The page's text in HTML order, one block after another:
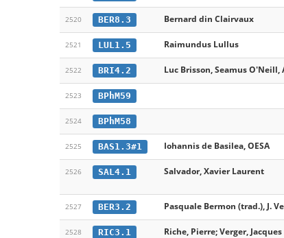
2520 BER8.3 Bernard din Clairvaux
2521 LUL1.5 Raimundus Lullus
2522 BRI4.2 Luc Brisson, Seamus
2523 BPhM59
2524 BPhM58
2525 BAS1.3#1 Iohannis de Basilea, OESA
2526 SAL4.1 Salvador, Xavier Laurent
2527 BER3.2 Pasquale Bermon (trad.), J.
2528 RIC3.1 Riche, Pierre; Verger, Jacques